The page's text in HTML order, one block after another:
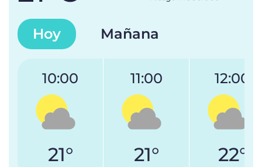
Hoy Mañana
10:00
21°
11:00
21°
12:00
22°